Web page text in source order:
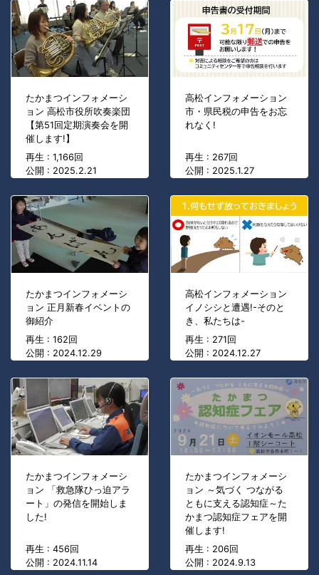
たかまつインフォメーシ
ョン 高松市役所吹奏楽団
【第51回定期演奏会を開
催します!】
再生 : 1,166回
公開 : 2025.2.21
高松インフォメーション
市・県民税の申告をお忘
れなく!
再生 : 267回
公開 : 2025.1.27
たかまつインフォメーシ
ョン 正月新春イベントの
御紹介
再生 : 162回
公開 : 2024.12.29
高松インフォメーション
イノシシと遭遇!-そのと
き、私たちは-
再生 : 271回
公開 : 2024.12.27
たかまつインフォメーシ
ョン 「救急隊ひっ迫アラ
ート」の発信を開始しま
した!
再生 : 456回
公開 : 2024.11.14
たかまつインフォメーシ
ョン ～気づく つながる
ともに支える認知症～た
かまつ認知症フェアを開
催します!
再生 : 206回
公開 : 2024.9.13